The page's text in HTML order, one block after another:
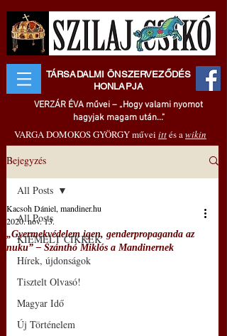
TÁRSADALMI ÖNSZERVEZŐDÉS
HONLAPJA
VERZÁR ÉVA művei – „Hogy valami nyomot
hagyjak magam után..."
VARGA DOMOKOS GYÖRGY művei ittés awikin
Bejegyzés
All Posts
KIEMELT CIKKEK
Hírek, újdonságok
Tisztelt Olvasó!
Magyar Idő
Új Történelem
All Posts
„Gyermekvédelem igen, genderpropaganda az
nuku” – Szánthó Miklós a Mandinernek
Kacsoh Dániel, mandiner.hu
2020. nov. 13.